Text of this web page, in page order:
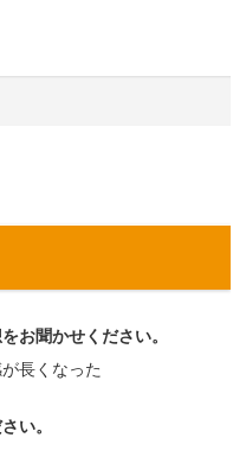
お聞かせください。
長くなった
い。